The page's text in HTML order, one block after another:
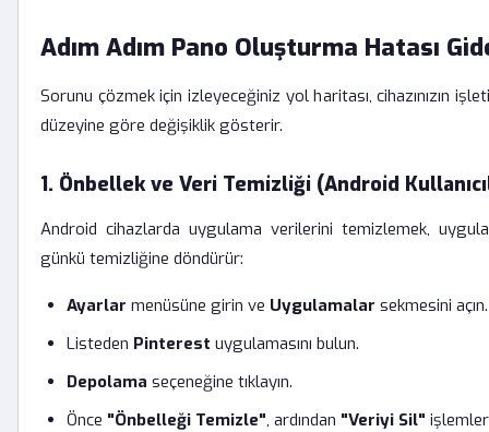
Adım Adım Pano Oluşturma Hatası
Sorunu çözmek için izleyeceğiniz yol haritası, cihazınızın
düzeyine göre değişiklik gösterir.
1. Önbellek ve Veri Temizliği (Android
Android cihazlarda uygulama verilerini temizlemek,
günkü temizliğine döndürür:
Ayarlar menüsüne girin ve Uygulamalar sekmesini açın.
Listeden Pinterest uygulamasını bulun.
Depolama seçeneğine tıklayın.
Önce "Önbelleği Temizle", ardından "Veriyi Sil"